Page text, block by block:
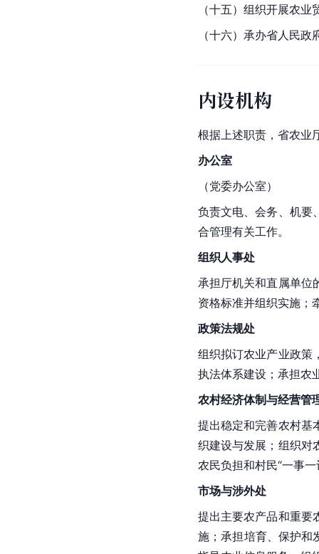
（十五）组织开展农
（十六）承办省人民
内设机构
根据上述职责，省农业
办公室
（党委办公室）
负责文电、会务、机要
合管理有关工作。
组织人事处
承担厅机关和直属单位
资格标准并组织实施；
政策法规处
组织拟订农业产业政策
执法体系建设；承担农
农村经济体制与经营管
提出稳定和完善农村基
织建设与发展；组织对
农民负担和村民“一事
市场与涉外处
提出主要农产品和重要
施；承担培育、保护和